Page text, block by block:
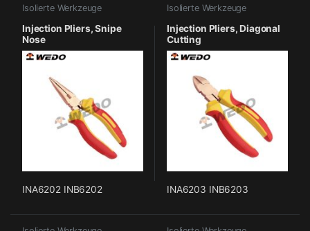
Isolierte Werkzeuge
Injection Pliers, Snipe
Nose
INA6202 INB6202
Isolierte Werkzeuge
Injection Pliers, Diagonal
Cutting
INA6203 INB6203